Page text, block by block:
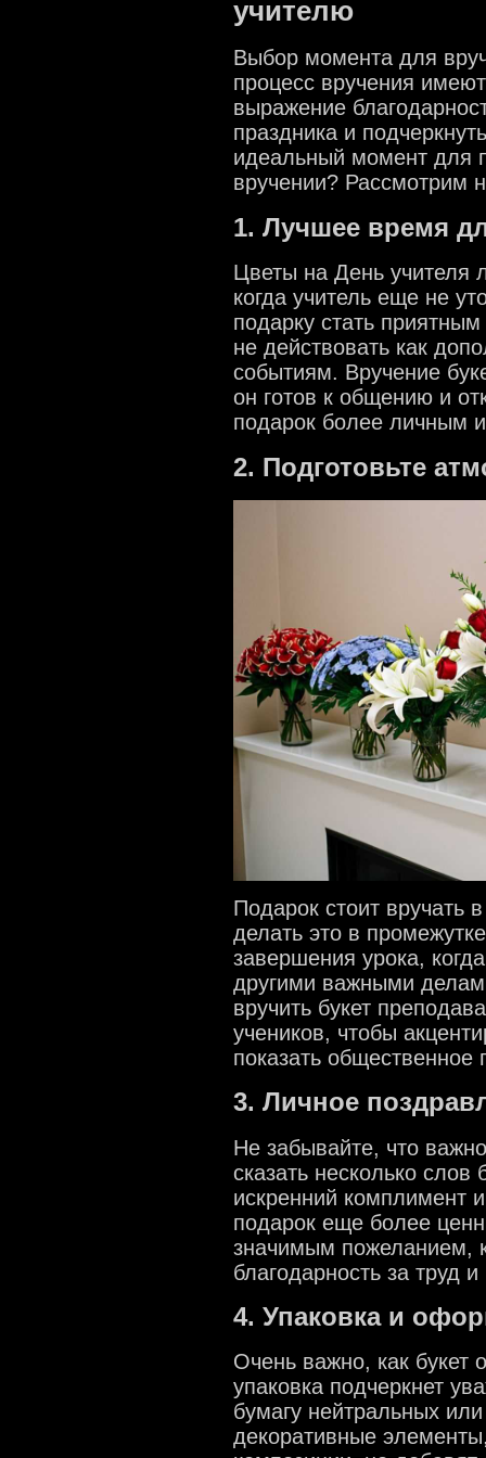
учителю
Выбор момента для
процесс вручения
выражение
праздника и
идеальный момент для
вручении? Рассмотрим
1. Лучшее время
Цветы на День учителя
когда учитель еще не
подарку стать
не действовать как
событиям. Вручение
он готов к общению и
подарок более личным
2. Подготовьте
Подарок стоит вручать
делать это в
завершения урока,
другими важными
вручить букет
учеников, чтобы
показать общественное
3. Личное
Не забывайте, что
сказать несколько слов
искренний комплимент
подарок еще более
значимым пожеланием,
благодарность за труд
4. Упаковка и
Очень важно, как букет
упаковка подчеркнет
бумагу нейтральных
декоративные